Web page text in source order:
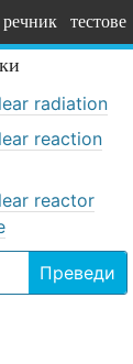
речник тестове
radiation
reaction
reactor
Преведи